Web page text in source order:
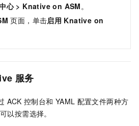
心> Knative on ASM。
页面，单击启用 Knative on
服务
ACK 控制台和 YAML 配置文件两种方
以按需选择。